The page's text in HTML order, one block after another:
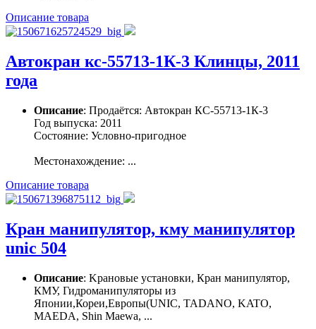
Описание товара
Автокран кс-55713-1К-3 Клинцы, 2011
года
Описание: Продаётся: Автокран КС-55713-1К-3
Год выпуска: 2011
Состояние: Условно-пригодное
Местонахождение: ...
Описание товара
Кран манипулятор, кму манипулятор
unic 504
Описание: Kрановые установки, Кран манипулятор,
КМУ, Гидроманипуляторы из
Японии,Кореи,Европы(UNIC, TADANO, KATO,
MAEDA, Shin Maewa, ...